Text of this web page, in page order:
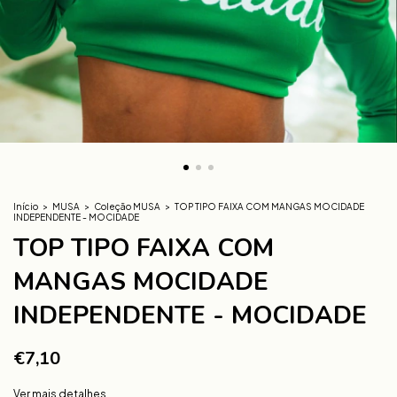
Início > MUSA > Coleção MUSA > TOP TIPO FAIXA COM MANGAS MOCIDADE
INDEPENDENTE - MOCIDADE
TOP TIPO FAIXA COM
MANGAS MOCIDADE
INDEPENDENTE - MOCIDADE
€7,10
Ver mais detalhes